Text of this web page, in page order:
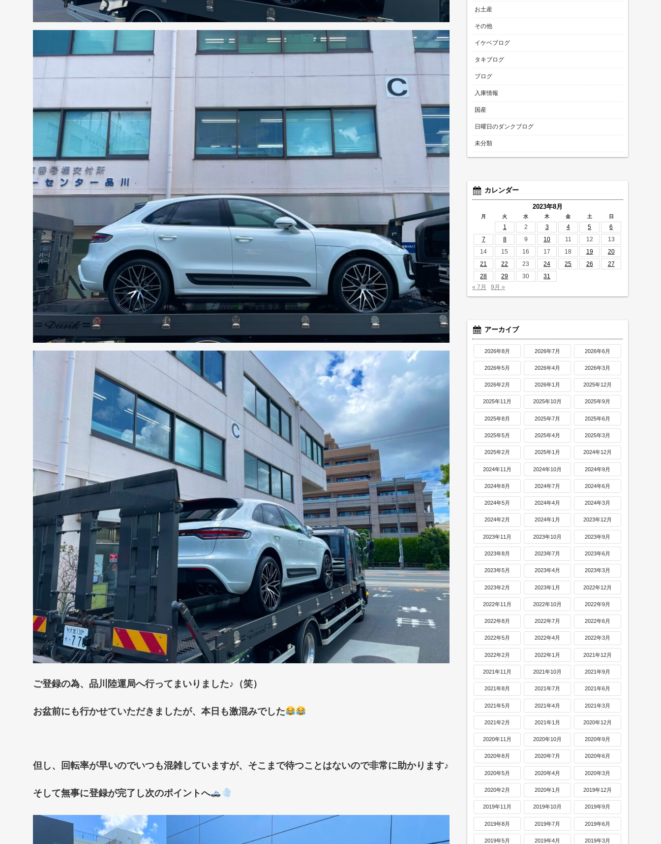
ご登録の為、品川陸運局へ行ってまいりました♪ （笑）
お盆前にも行かせていただきましたが、 本日も激混みでした
但し、回転率が早いのでいつも混雑していますが、そこまで待つことはないので非常に助かります♪
そして無事に登録が完了し次のポイントへ
お土産
その他
イケベブログ
タキブログ
ブログ
入庫情報
国産
日曜日のダンクブログ
未分類
カレンダー
2023年8月
月 火 水 木 金 土 日
1 2 3 4 5
6
7
8 9 10 11 12
13
14
15 16 17 18 19
20
21
22 23 24 25 26
27
28
29 30
31
« 7月
9月 »
アーカイブ
2026年8月 2026年7月 2026年6月
2026年5月 2026年4月 2026年3月
2026年2月 2026年1月 2025年12月
2025年11月 2025年10月 2025年9月
2025年8月 2025年7月 2025年6月
2025年5月 2025年4月 2025年3月
2025年2月 2025年1月 2024年12月
2024年11月 2024年10月 2024年9月
2024年8月 2024年7月 2024年6月
2024年5月 2024年4月 2024年3月
2024年2月 2024年1月 2023年12月
2023年11月 2023年10月 2023年9月
2023年8月 2023年7月 2023年6月
2023年5月 2023年4月 2023年3月
2023年2月 2023年1月 2022年12月
2022年11月 2022年10月 2022年9月
2022年8月 2022年7月 2022年6月
2022年5月 2022年4月 2022年3月
2022年2月 2022年1月 2021年12月
2021年11月 2021年10月 2021年9月
2021年8月 2021年7月 2021年6月
2021年5月 2021年4月 2021年3月
2021年2月 2021年1月 2020年12月
2020年11月 2020年10月 2020年9月
2020年8月 2020年7月 2020年6月
2020年5月 2020年4月 2020年3月
2020年2月 2020年1月 2019年12月
2019年11月 2019年10月 2019年9月
2019年8月 2019年7月 2019年6月
2019年5月 2019年4月 2019年3月